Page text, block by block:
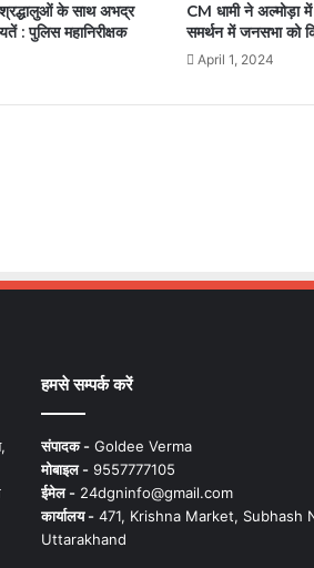
श्रद्धालुओं के साथ अभद्र
: पुलिस महानिरीक्षक
CM धामी ने अल्मोड़ा
समर्थन में जनसभा को
April 1, 2024
हमसे सम्पर्क करें
संपादक -Goldee Verma
मोबाइल -9557777105
ईमेल -24dgninfo@gmail.com
कार्यालय -471, Krishna Market, Subhash
Uttarakhand